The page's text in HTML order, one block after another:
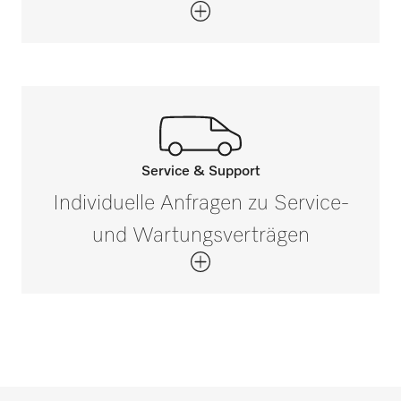
Rufen Sie unsere Experten an.
Wenn Sie Fragen haben oder weitere
Informationen benötigen, kontaktieren Sie
uns bitte unter 0 52 41 22 44 644*
Service & Support
Individuelle Anfragen zu Service-
und Wartungsverträgen